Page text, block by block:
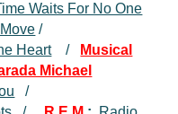
Waits For No One
/
Heart /
Musical
Michael
/